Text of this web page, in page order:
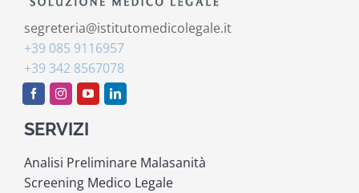
segreteria@istitutomedicolegale.it
+39 085 9116957
+39 342 8567078
SERVIZI
Analisi Preliminare Malasanità
Screening Medico Legale